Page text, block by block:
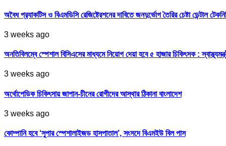
অবৈধ প্র‍্যাকটিস ও বিএমডিসি রেজিষ্ট্রেশনের দাবিতে জনদুর্ভোগ তৈরির চেষ্টা ডেন্টাল
3 weeks ago
অনতিবিলম্বে স্পেশাল বিসিএসের মাধ্যমে নিয়োগ দেয়া হবে ৫ হাজার চিকিৎসক :
3 weeks ago
অর্থোপেডিক চিকিৎসায় জাপান-চীনের রোগীদের আস্থার ঠিকানা বাংলাদেশ
3 weeks ago
কোম্পানি হবে ‘সুপার স্পেশালাইজড হাসপাতাল’, সংসদে বিএমইউ বিল পাস